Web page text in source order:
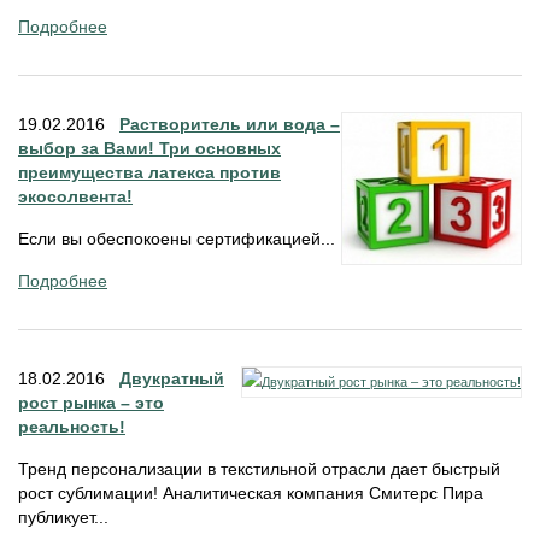
Подробнее
19.02.2016 Растворитель или вода –
выбор за Вами! Три основных
преимущества латекса против
экосолвента!
Если вы обеспокоены сертификацией...
Подробнее
18.02.2016 Двукратный
рост рынка – это
реальность!
Тренд персонализации в текстильной отрасли дает быстрый
рост сублимации! Аналитическая компания Смитерс Пира
публикует...